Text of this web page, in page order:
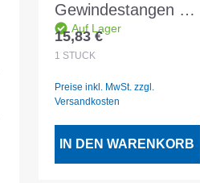
Gewindestangen vz
1mtr M14
Auf Lager
Regulärer Preis:
15,83 €
1 STÜCK
Preise inkl. MwSt. zzgl.
Versandkosten
IN DEN WARENKORB